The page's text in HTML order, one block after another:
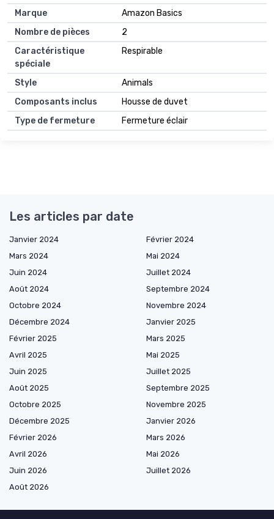
Marque
Amazon Basics
Nombre de pièces
2
Caractéristique
spéciale
Respirable
Style
Animals
Composants inclus
Housse de duvet
Type de fermeture
Fermeture éclair
Les articles par date
Janvier 2024
Février 2024
Mars 2024
Mai 2024
Juin 2024
Juillet 2024
Août 2024
Septembre 2024
Octobre 2024
Novembre 2024
Décembre 2024
Janvier 2025
Février 2025
Mars 2025
Avril 2025
Mai 2025
Juin 2025
Juillet 2025
Août 2025
Septembre 2025
Octobre 2025
Novembre 2025
Décembre 2025
Janvier 2026
Février 2026
Mars 2026
Avril 2026
Mai 2026
Juin 2026
Juillet 2026
Août 2026